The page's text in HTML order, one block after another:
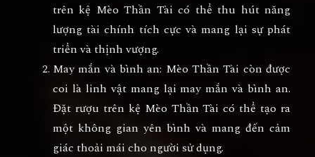
trên kệ Mèo Thần Tài có thể thu hút năng
lượng tài chính tích cực và mang lại sự phát
triển và thịnh vượng.
May mắn và bình an: Mèo Thần Tài còn được
coi là linh vật mang lại may mắn và bình an.
Đặt rượu trên kệ Mèo Thần Tài có thể tạo ra
một không gian yên bình và mang đến cảm
giác thoải mái cho người sử dụng.